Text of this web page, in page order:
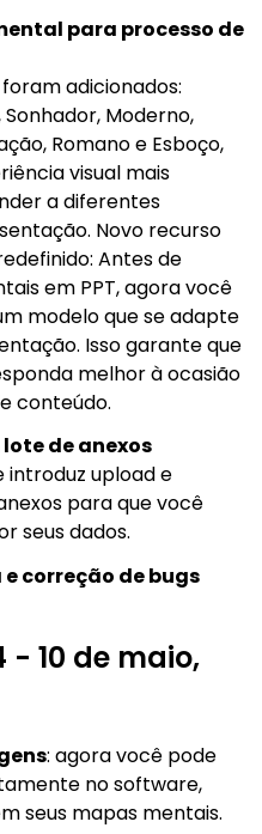
para processo de
adicionados:
Sonhador, Moderno,
Romano e Esboço,
visual mais
a diferentes
Novo recurso
Antes de
em PPT, agora você
modelo que se adapte
Isso garante que
melhor à ocasião
conteúdo.
de anexos
introduz upload e
para que você
seus dados.
correção de bugs
- 10 de maio,
: agora você pode
no software,
seus mapas mentais.